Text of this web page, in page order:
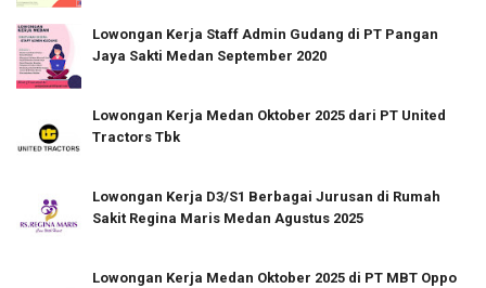
Lowongan Kerja Staff Admin Gudang di PT Pangan
Jaya Sakti Medan September 2020
Lowongan Kerja Medan Oktober 2025 dari PT United
Tractors Tbk
Lowongan Kerja D3/S1 Berbagai Jurusan di Rumah
Sakit Regina Maris Medan Agustus 2025
Lowongan Kerja Medan Oktober 2025 di PT MBT Oppo